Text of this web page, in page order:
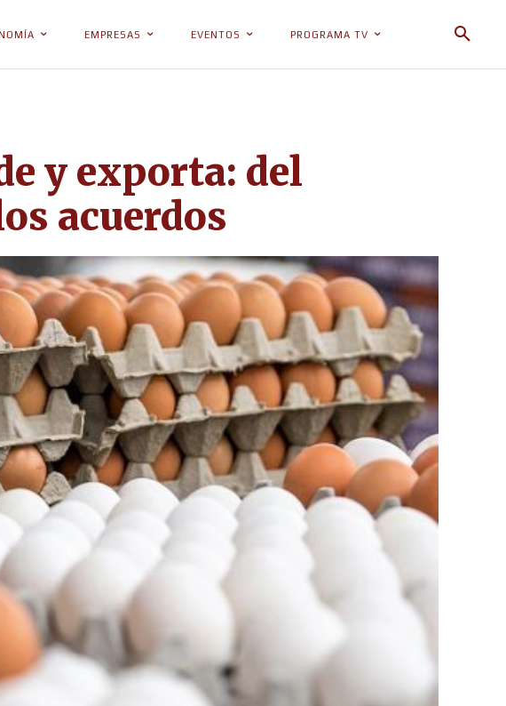
EMPRESAS EVENTOS PROGRAMA TV
y exporta: del
acuerdos